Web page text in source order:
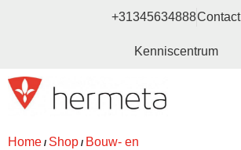
+31345634888Contact
Kenniscentrum
Home / Shop / Bouw- en